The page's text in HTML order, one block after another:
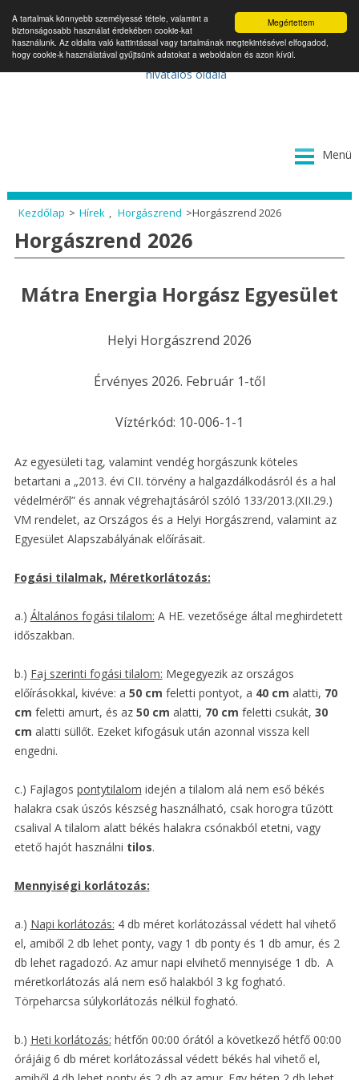
Megértettem
A tartalmak könnyebb személyessé tétele, valamint a
biztonságosabb használat érdekében cookie-kat
használunk. Az oldalra való kattintással vagy tartalmának megtekintésével elfogadod,
hogy cookie-k használatával gyűjtsünk adatokat a weboldalon és azon kívül.
Menü
Kezdőlap > Hírek , Horgászrend >Horgászrend 2026
Horgászrend 2026
Mátra Energia Horgász Egyesület
Helyi Horgászrend 2026
Érvényes 2026. Február 1-től
Víztérkód: 10-006-1-1
Az egyesületi tag, valamint vendég horgászunk köteles
betartani a „2013. évi CII. törvény a halgazdálkodásról és a hal
védelméről” és annak végrehajtásáról szóló 133/2013.(XII.29.)
VM rendelet, az Országos és a Helyi Horgászrend, valamint az
Egyesület Alapszabályának előírásait.
Fogási tilalmak, Méretkorlátozás:
a.) Általános fogási tilalom: A HE. vezetősége által meghirdetett
időszakban.
b.) Faj szerinti fogási tilalom: Megegyezik az országos
előírásokkal, kivéve: a 50 cm feletti pontyot, a 40 cm alatti, 70
cm feletti amurt, és az 50 cm alatti, 70 cm feletti csukát, 30
cm alatti süllőt. Ezeket kifogásuk után azonnal vissza kell
engedni.
c.) Fajlagos pontytilalom idején a tilalom alá nem eső békés
halakra csak úszós készség használható, csak horogra tűzött
csalival A tilalom alatt békés halakra csónakból etetni, vagy
etető hajót használni tilos.
Mennyiségi korlátozás:
a.) Napi korlátozás: 4 db méret korlátozással védett hal vihető
el, amiből 2 db lehet ponty, vagy 1 db ponty és 1 db amur, és 2
db lehet ragadozó. Az amur napi elvihető mennyisége 1 db. A
méretkorlátozás alá nem eső halakból 3 kg fogható.
Törpeharcsa súlykorlátozás nélkül fogható.
b.) Heti korlátozás: hétfőn 00:00 órától a következő hétfő 00:00
órájáig 6 db méret korlátozással védett békés hal vihető el,